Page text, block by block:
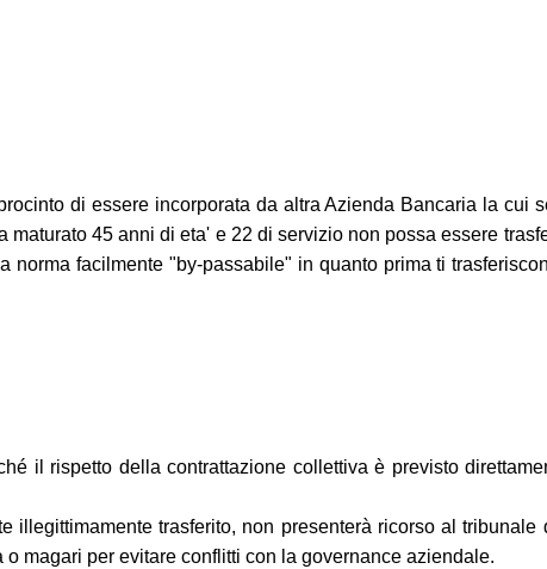
di essere incorporata da altra Azienda Bancaria la cui
45 anni di eta' e 22 di servizio non possa essere
facilmente "by-passabile" in quanto prima ti
il rispetto della contrattazione collettiva è previsto
illegittimamente trasferito, non presenterà ricorso al
magari per evitare conflitti con la governance aziendale.